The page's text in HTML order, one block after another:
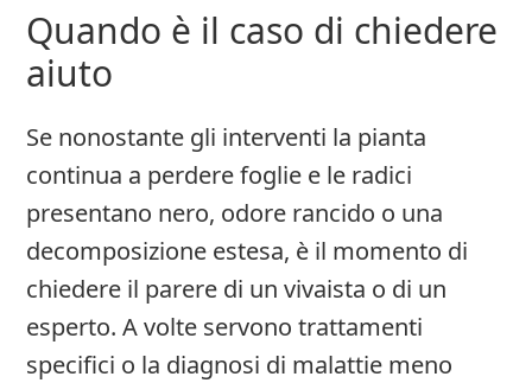
Quando è il caso di chiedere
aiuto
Se nonostante gli interventi la pianta
continua a perdere foglie e le radici
presentano nero, odore rancido o una
decomposizione estesa, è il momento di
chiedere il parere di un vivaista o di un
esperto. A volte servono trattamenti
specifici o la diagnosi di malattie meno